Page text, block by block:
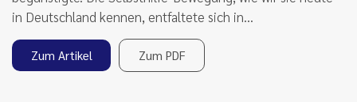
in Deutschland kennen, entfaltete sich in…
Zum Artikel Zum PDF